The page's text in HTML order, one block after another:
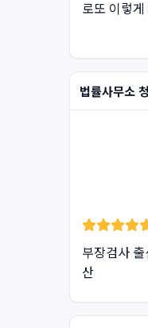
로또 이렇
법률사무소
부장검사
산